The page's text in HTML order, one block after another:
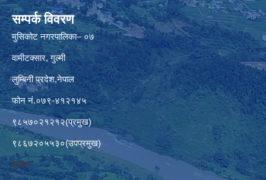
सम्पर्क विवरण
मुसिकोट नगरपालिका– ०७
वामीटक्सार, गुल्मी
लुम्बिनी प्रदेश,नेपाल
फोन नं.०७९-४१२१४५
९८५७०२१२१२(प्रमुख)
९८६७२०५५३०(उपप्रमुख)
इमेलः–